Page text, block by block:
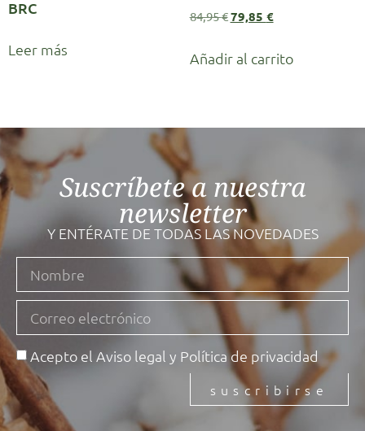
BRC
Leer más
84,95€79,85 €
Añadir al carrito
Suscríbete a nuestra
newsletter
Y ENTÉRATE DE TODAS LAS NOVEDADES
Acepto el Aviso legal y Política de privacidad
suscribirse